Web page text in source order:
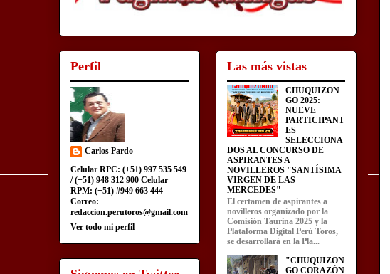
Perfil
Carlos Pardo
Celular RPC: (+51) 997 535 549
/ (+51) 948 312 900 Celular
RPM: (+51) #949 663 444
Correo:
redaccion.perutoros@gmail.com
Ver todo mi perfil
Las más vistas
CHUQUIZON
GO 2025:
NUEVE
PARTICIPANT
ES
SELECCIONA
DOS AL CONCURSO DE
ASPIRANTES A
NOVILLEROS "SANTÍSIMA
VIRGEN DE LAS
MERCEDES"
El certamen de aspirantes a
novilleros organizado por la
Comisión Taurina 2025 y la
Plataforma Digital Perú Toros,
se desarrollará en la Pla...
"CHUQUIZON
GO CORAZÓN